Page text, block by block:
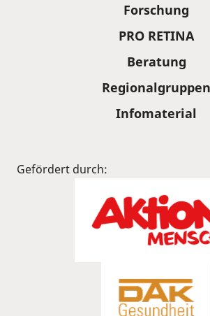
Forschung
PRO RETINA
Beratung
Regionalgruppen
Infomaterial
Gefördert durch: